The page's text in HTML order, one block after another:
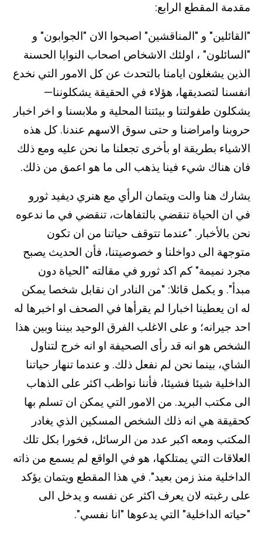
مقدمة المقطع الرابع:
"القائلين" و "المناقشين" اصبحوا الان "الجوابون" و
"السائلون" ، اولئك الاشخاص اصحاب النوايا الحسنة
الذين يشغلون ايامنا بالتحدث عن كل الامور التي نخدع
انفسنا لتصديقها، هؤلاء في الحقيقة يشكلوننا—
يشكلون طفولتنا و بيئتنا المحلية و ملابسنا و اخر اخبار
حروبنا وامراضنا و حتى سوق الاسهم عندنا. كل هذه
الاشياء بطريقة او بأخرى تجعلنا ما نحن عليه ومع ذلك
فان هناك شيء فينا يذهب الى ما هو اعمق من ذلك.
يشارك هنا والت ويتمان الرأي مع هنري ديفيد ثورو
في ان الحياة تنقضي بالتفاهات، تنقضي في ما ندعوه
نحن بالأخبار. "عندما تتوقف حياتنا من ان تكون
متوجهة الى دواخلنا و خصوصيتنا، فأن الحديث يصبح
مجرد نميمة" كم اكد ثورو في مقالته "الحياة دون
مبدأ". و يكمل قائلا: "من النادر ان نقابل شخصا يمكن
له ان يعطينا اخبارا لم يقرأها في الصحف او اخبرها له
احد جيرانه؛ و على الاغلب الفرق الوحيد بيننا وبين هذا
الشخص هو انه قد رأى الصحيفة او انه خرج لتناول
الشاي، بينما نحن لم نفعل ذلك. و عندما تنهار حياتنا
الداخلية شيئا فشيئا، فأننا نواظب اكثر على الذهاب
الى مكتب البريد. من الامور التي يمكن ان تسلم بها
كحقيقة هي انه ذلك الشخص المسكين الذي يغادر
المكتب ومعه اكبر عدد من الرسائل، فخورا بكل تلك
العلاقات التي يمتلكها، هو في الواقع لم يسمع من ذاته
الداخلية منذ زمن بعيد". في هذا المقطع ويتمان يؤكد
على رغبته لان يعرف اكثر عن نفسه و يدخل الى
"حياته الداخلية" التي يدعوها "انا نفسي".